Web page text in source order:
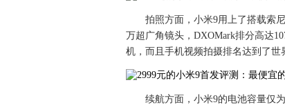
拍照方面，小米9用上了搭载索
万超广角镜头，DXOMark排分高达
机，而且手机视频拍摄排名达到了世
续航方面，小米9的电池容量仅